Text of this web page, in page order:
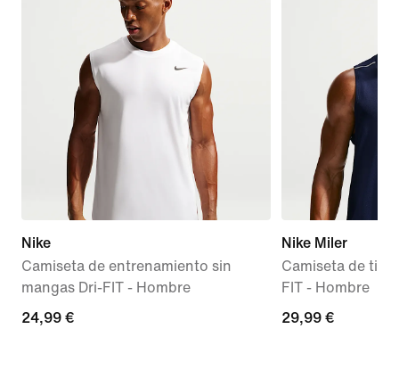
Nike
Camiseta de entrenamiento sin
mangas Dri-FIT - Hombre
24,99 €
24,99 €
Nike Miler
Camiseta de
FIT - Hombre
29,99 €
29,99 €